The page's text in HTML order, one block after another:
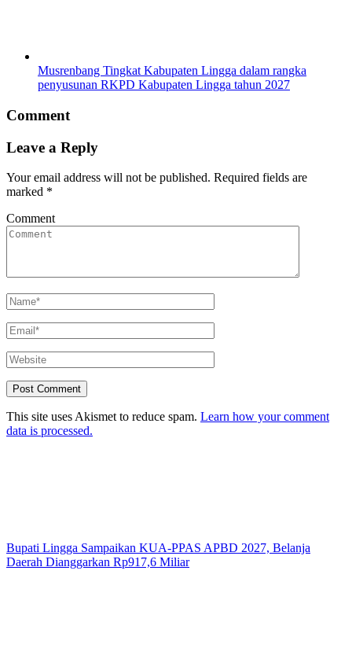
Musrenbang Tingkat Kabupaten Lingga dalam rangka
penyusunan RKPD Kabupaten Lingga tahun 2027
Comment
Leave a Reply
Your email address will not be published. Required fields are
marked *
Comment
This site uses Akismet to reduce spam. Learn how your comment
data is processed.
Bupati Lingga Sampaikan KUA-PPAS APBD 2027, Belanja
Daerah Dianggarkan Rp917,6 Miliar